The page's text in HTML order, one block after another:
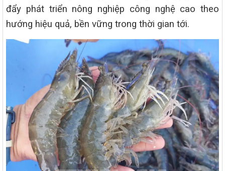
đẩy phát triển nông nghiệp công nghệ cao theo
hướng hiệu quả, bền vững trong thời gian tới.